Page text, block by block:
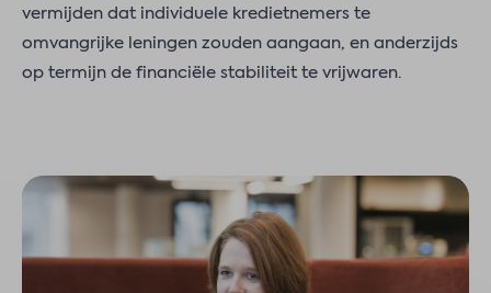
vermijden dat individuele kredietnemers te
omvangrijke leningen zouden aangaan, en anderzijds
op termijn de financiële stabiliteit te vrijwaren.